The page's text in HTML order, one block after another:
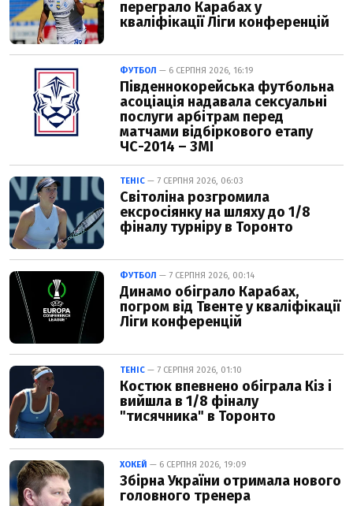
переграло Карабах у
кваліфікації Ліги конференцій
ФУТБОЛ — 6 СЕРПНЯ 2026, 16:19
Південнокорейська футбольна
асоціація надавала сексуальні
послуги арбітрам перед
матчами відбіркового етапу
ЧС-2014 – ЗМІ
ТЕНІС — 7 СЕРПНЯ 2026, 06:03
Світоліна розгромила
ексросіянку на шляху до 1/8
фіналу турніру в Торонто
ФУТБОЛ — 7 СЕРПНЯ 2026, 00:14
Динамо обіграло Карабах,
погром від Твенте у кваліфікації
Ліги конференцій
ТЕНІС — 7 СЕРПНЯ 2026, 01:10
Костюк впевнено обіграла Кіз і
вийшла в 1/8 фіналу
"тисячника" в Торонто
ХОКЕЙ — 6 СЕРПНЯ 2026, 19:09
Збірна України отримала нового
головного тренера